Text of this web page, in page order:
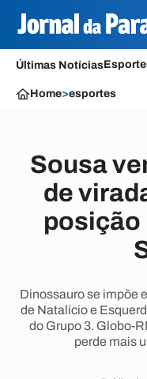
Últimas Notícias
Home>esportes
Sousa
de
posição
Dinossauro se impõe
de Natalício e
do Grupo 3. Globo-
perde mais